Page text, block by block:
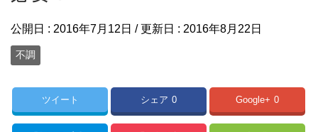
公開日 : 2016年7月12日 / 更新日 : 2016年8月22日
不調
ツイート シェア 0 Google+ 0